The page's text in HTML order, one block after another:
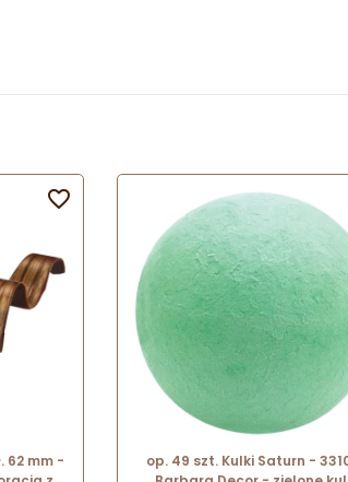
62 mm -

op. 49 szt. Kulki Saturn -